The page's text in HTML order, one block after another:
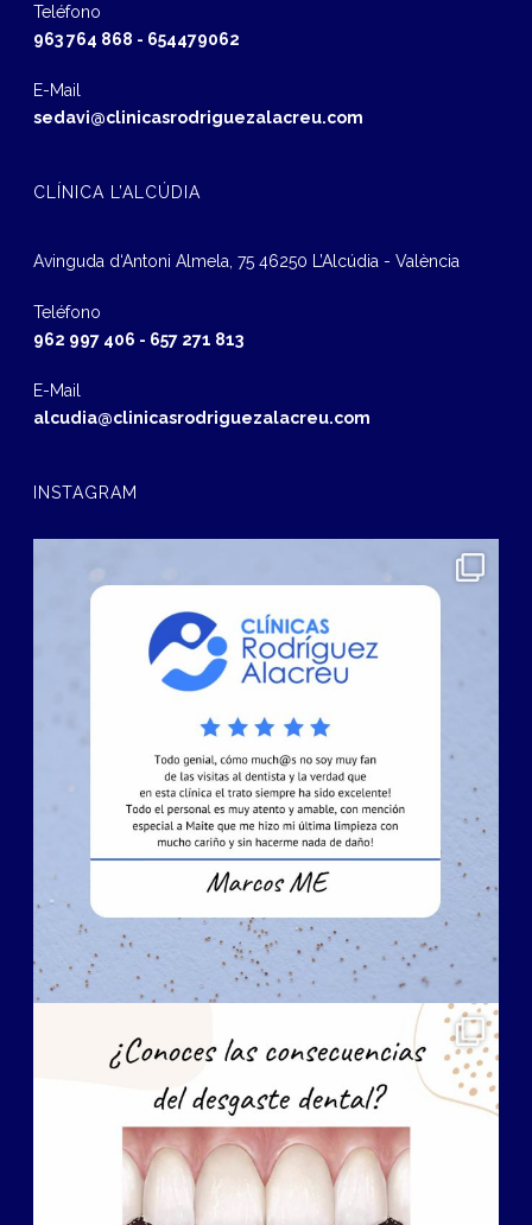
Teléfono
963 764 868 - 654479062
E-Mail
sedavi@clinicasrodriguezalacreu.com
CLÍNICA L’ALCÚDIA
Avinguda d‘Antoni Almela, 75 46250 L’Alcúdia - València
Teléfono
962 997 406 - 657 271 813
E-Mail
alcudia@clinicasrodriguezalacreu.com
INSTAGRAM